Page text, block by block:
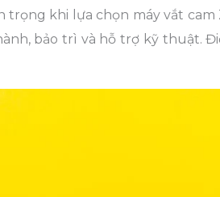
trọng khi lựa chọn máy vắt
bảo trì và hỗ trợ kỹ thuật.